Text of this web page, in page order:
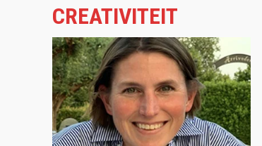
CREATIVITEIT